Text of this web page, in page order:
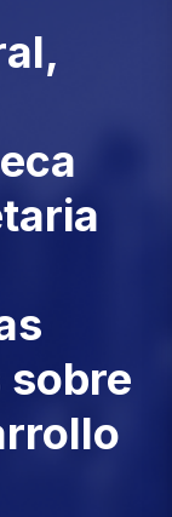
sobre